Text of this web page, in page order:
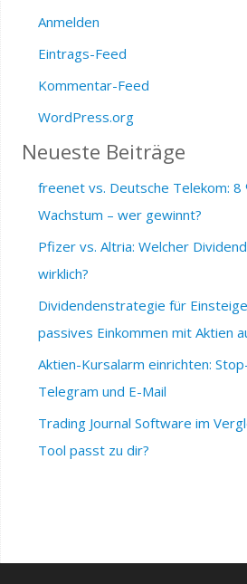
Anmelden
Eintrags-Feed
Kommentar-Feed
WordPress.org
Neueste Beiträge
freenet vs. Deutsche Telekom: 8
Wachstum – wer gewinnt?
Pfizer vs. Altria: Welcher
wirklich?
Dividendenstrategie für
passives Einkommen mit Aktien
Aktien-Kursalarm einrichten:
Telegram und E-Mail
Trading Journal Software im
Tool passt zu dir?